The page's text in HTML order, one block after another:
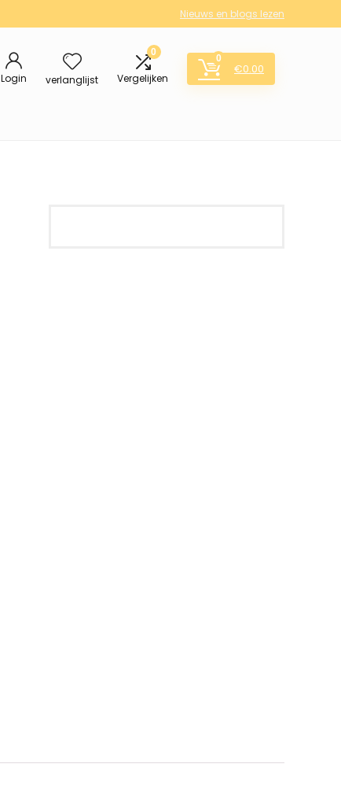
Nieuws en blogs lezen
Login verlanglijst
0
Vergelijken
0
€0.00